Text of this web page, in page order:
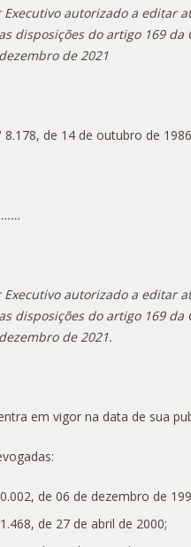
Executivo autorizado a
disposições do artigo 169
de 2021
8.178, de 14 de outubro de
Executivo autorizado a
disposições do artigo 169
de 2021.
em vigor na data de sua
de 06 de dezembro de
de 27 de abril de 2000;